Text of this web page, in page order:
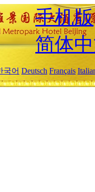
手机版
简体
국어 Deutsch Français